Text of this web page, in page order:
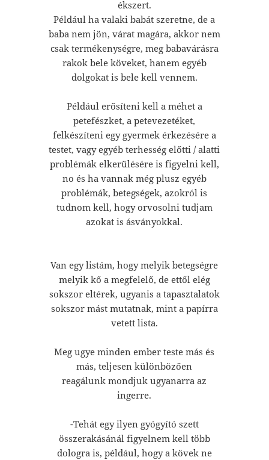
ékszert.
Például ha valaki babát szeretne, de a
baba nem jön, várat magára, akkor nem
csak termékenységre, meg babavárásra
rakok bele köveket, hanem egyéb
dolgokat is bele kell vennem.
Például erősíteni kell a méhet a
petefészket, a petevezetéket,
felkészíteni egy gyermek érkezésére a
testet, vagy egyéb terhesség előtti / alatti
problémák elkerülésére is figyelni kell,
no és ha vannak még plusz egyéb
problémák, betegségek, azokról is
tudnom kell, hogy orvosolni tudjam
azokat is ásványokkal.
Van egy listám, hogy melyik betegségre
melyik kő a megfelelő, de ettől elég
sokszor eltérek, ugyanis a tapasztalatok
sokszor mást mutatnak, mint a papírra
vetett lista.
Meg ugye minden ember teste más és
más, teljesen különbözően
reagálunk mondjuk ugyanarra az
ingerre.
-Tehát egy ilyen gyógyító szett
összerakásánál figyelnem kell több
dologra is, például, hogy a kövek ne